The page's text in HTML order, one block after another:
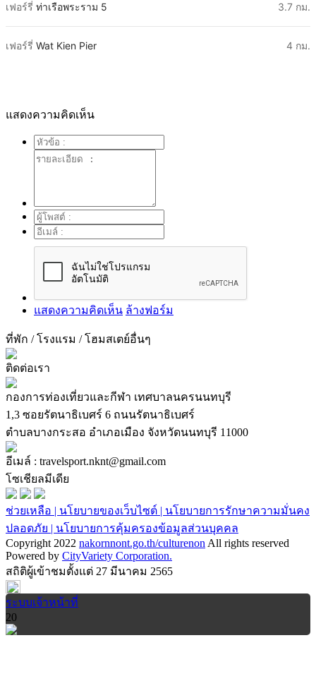
เฟอร์รี่ ท่าเรือพระราม 5 3.7 กม.
เฟอร์รี่ Wat Kien Pier 4 กม.
แสดงความคิดเห็น
แสดงความคิดเห็น ล้างฟอร์ม
ที่พัก / โรงแรม / โฮมสเตย์อื่นๆ
ติดต่อเรา
กองการท่องเที่ยวและกีฬา เทศบาลนครนนทบุรี
1,3 ซอยรัตนาธิเบศร์ 6 ถนนรัตนาธิเบศร์
ตำบลบางกระสอ อำเภอเมือง จังหวัดนนทบุรี 11000
อีเมล์ : travelsport.nknt@gmail.com
โซเชียลมีเดีย
ช่วยเหลือ | นโยบายของเว็บไซต์ | นโยบายการรักษาความมั่นคง
ปลอดภัย | นโยบายการคุ้มครองข้อมูลส่วนบุคคล
Copyright 2022 nakornnont.go.th/culturenon All rights reserved
Powered by CityVariety Corporation.
สถิติผู้เข้าชมตั้งแต่ 27 มีนาคม 2565
ระบบเจ้าหน้าที่
20